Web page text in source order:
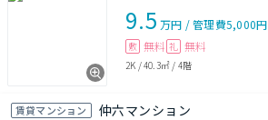
9.5 万円 /管理費5,000円
敷 無料 礼 無料
2K /40.3㎡ / 4階
賃貸マンション 仲六マンション